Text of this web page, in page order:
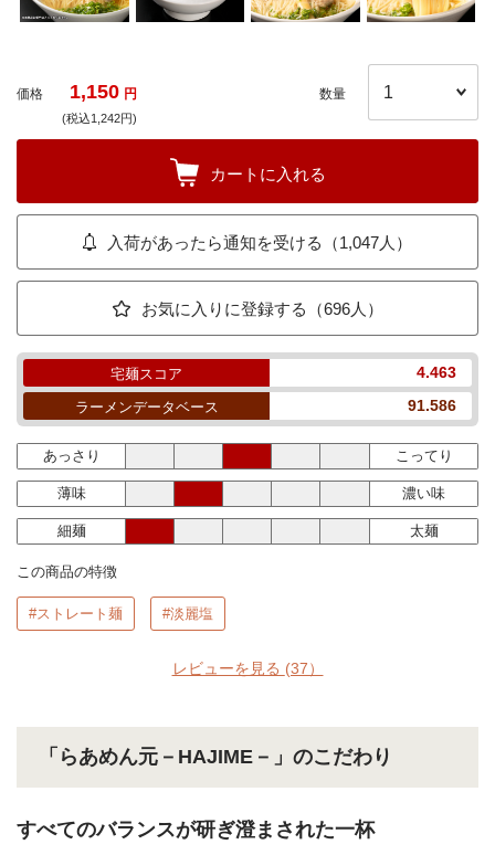
価格 1,150 円
(税込1,242円)
数量
カートに入れる
入荷があったら通知を受ける（1,047人）
お気に入りに登録する（696人）
宅麺スコア 4.463
ラーメンデータベース 91.586
あっさり こってり
薄味 濃い味
細麺 太麺
この商品の特徴
#ストレート麺 #淡麗塩
レビューを見る (37）
「らあめん元－HAJIME－」のこだわり
すべてのバランスが研ぎ澄まされた一杯